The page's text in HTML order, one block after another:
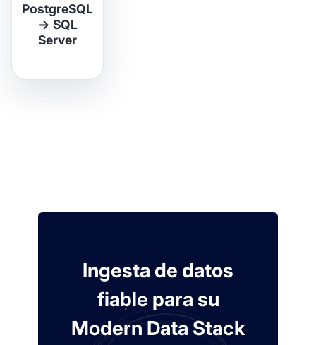
PostgreSQL
→ SQL
Server
Ingesta de datos
fiable para su
Modern Data Stack